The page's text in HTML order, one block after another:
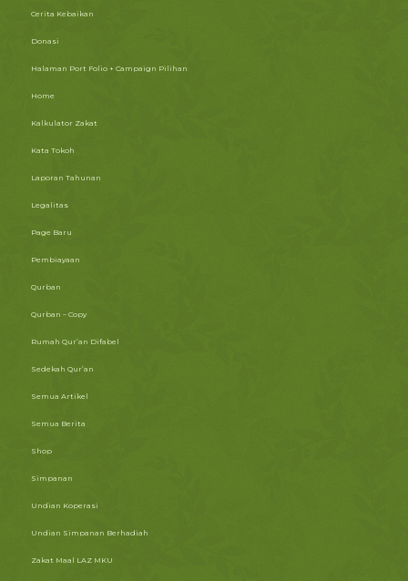
Cerita Kebaikan
Donasi
Halaman Port Folio + Campaign Pilihan
Home
Kalkulator Zakat
Kata Tokoh
Laporan Tahunan
Legalitas
Page Baru
Pembiayaan
Qurban
Qurban – Copy
Rumah Qur’an Difabel
Sedekah Qur’an
Semua Artikel
Semua Berita
Shop
Simpanan
Undian Koperasi
Undian Simpanan Berhadiah
Zakat Maal LAZ MKU